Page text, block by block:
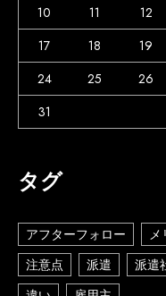
10
11 12
17
18 19
24
25 26
31
タグ
アフターフォロー メ
注意点
派遣 派遣